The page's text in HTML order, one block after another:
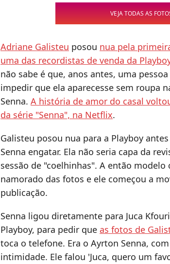
VEJA TODAS AS
Adriane Galisteu posou nua pela
uma das recordistas de venda da
não sabe é que, anos antes, uma
impedir que ela aparecesse sem roupa
Senna. A história de amor do casal
da série "Senna", na Netflix.
Galisteu posou nua para a Playboy
Senna engatar. Ela não seria capa da
sessão de "coelhinhas". A então
namorado das fotos e ele começou a
publicação.
Senna ligou diretamente para Juca
Playboy, para pedir que as fotos de
toca o telefone. Era o Ayrton Senna,
intimidade. Ele falou 'Juca, quero um